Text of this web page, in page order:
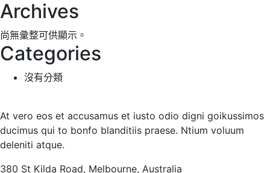
Archives
尚無彙整可供顯示。
Categories
沒有分類
At vero eos et accusamus et iusto odio digni goikussimos
ducimus qui to bonfo blanditiis praese. Ntium voluum
deleniti atque.
380 St Kilda Road, Melbourne, Australia